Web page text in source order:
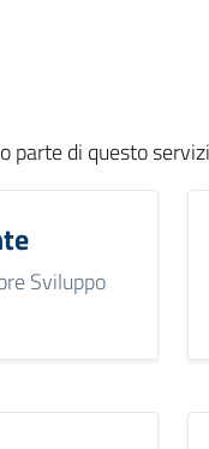
parte di questo
Sviluppo